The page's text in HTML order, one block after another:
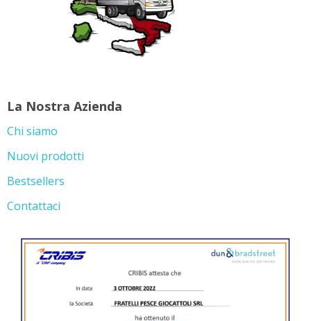
La Nostra Azienda
Chi siamo
Nuovi prodotti
Bestsellers
Contattaci